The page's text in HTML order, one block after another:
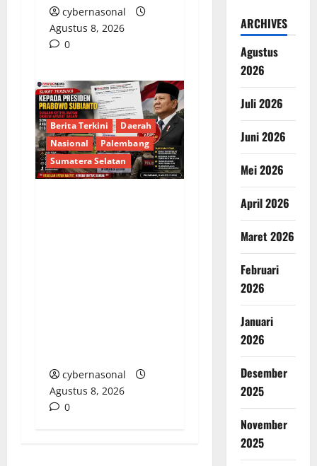
cybernasonal
Agustus 8, 2026
0
Berita Terkini
Daerah
Nasional
Palembang
Sumatera Selatan
cybernasonal
Agustus 8, 2026
0
ARCHIVES
Agustus
2026
Juli 2026
Juni 2026
Mei 2026
April 2026
Maret 2026
Februari
2026
Januari
2026
Desember
2025
November
2025